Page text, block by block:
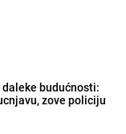
budućnosti:
zove policiju